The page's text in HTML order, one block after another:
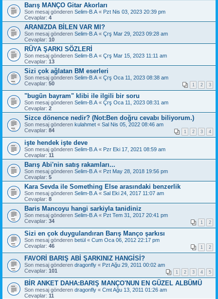
Barış MANÇO Gitar Akorları
Son mesaj gönderen Selim-B.A « Pzt Nis 03, 2023 20:39 pm
Cevaplar: 4
ARANIZDA BİLEN VAR MI?
Son mesaj gönderen Selim-B.A « Çrş Mar 29, 2023 09:28 am
Cevaplar: 10
RÜYA ŞARKI SÖZLERİ
Son mesaj gönderen Selim-B.A « Çrş Mar 15, 2023 11:11 am
Cevaplar: 13
Sizi çok ağlatan BM eserleri
Son mesaj gönderen Selim-B.A « Çrş Oca 11, 2023 08:38 am
Cevaplar: 50 1 2 3
"bugün bayram" klibi ile ilgili bir soru
Son mesaj gönderen Selim-B.A « Çrş Oca 11, 2023 08:31 am
Cevaplar: 2
Sizce dönence nedir? (Not:Ben doğru cevabı biliyorum.)
Son mesaj gönderen kulahmet « Sal Nis 05, 2022 08:46 am
Cevaplar: 84 1 2 3 4
işte hendek işte deve
Son mesaj gönderen Selim-B.A « Pzr Eki 17, 2021 08:59 am
Cevaplar: 11
Barış Abi'nin satış rakamları...
Son mesaj gönderen Selim-B.A « Pzt May 28, 2018 19:56 pm
Cevaplar: 5
Kara Sevda ile Something Else arasındaki benzerlik
Son mesaj gönderen Selim-B.A « Sal Eki 24, 2017 11:07 am
Cevaplar: 8
Baris Mancoyu hangi sarkiyla tanidiniz
Son mesaj gönderen Selim-B.A « Pzt Tem 31, 2017 20:41 pm
Cevaplar: 34 1 2
Sizi en çok duygulandıran Barış Manço şarkısı
Son mesaj gönderen betül « Cum Oca 06, 2012 22:17 pm
Cevaplar: 46 1 2
FAVORİ BARIŞ ABİ ŞARKINIZ HANGİSİ?
Son mesaj gönderen dragonfly « Pzt Ağu 29, 2011 00:02 am
Cevaplar: 101 1 2 3 4 5
BİR ANKET DAHA:BARIŞ MANÇO'NUN EN GÜZEL ALBÜMÜ
Son mesaj gönderen dragonfly « Cmt Ağu 13, 2011 01:26 am
Cevaplar: 11